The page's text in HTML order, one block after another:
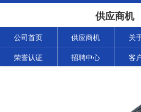
供应商机
公司首页 供应商机 关
荣誉认证 招聘中心 客